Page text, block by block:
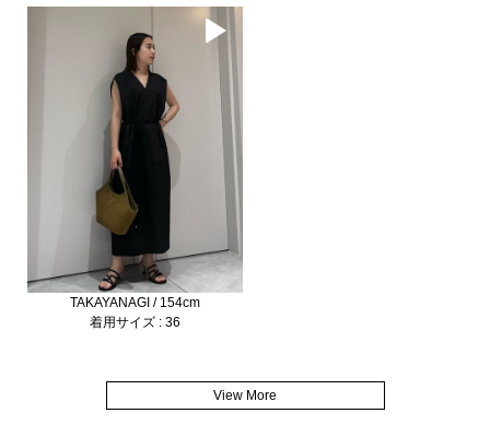
TAKAYANAGI / 154cm
着用サイズ : 36
View More